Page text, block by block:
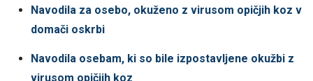
Navodila za osebo, okuženo z virusom opičjih koz v
domači oskrbi
Navodila osebam, ki so bile izpostavljene okužbi z
virusom opičjih koz